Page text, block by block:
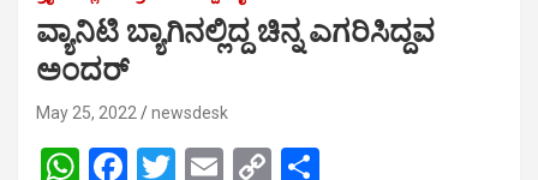
ವ್ಯಾನಿಟಿ ಬ್ಯಾಗಿನಲ್ಲಿದ್ದ ಚಿನ್ನ ಎಗರಿಸಿದ್ದವ
ಅಂದರ್
May 25, 2022 newsdesk
W F
T
E
C